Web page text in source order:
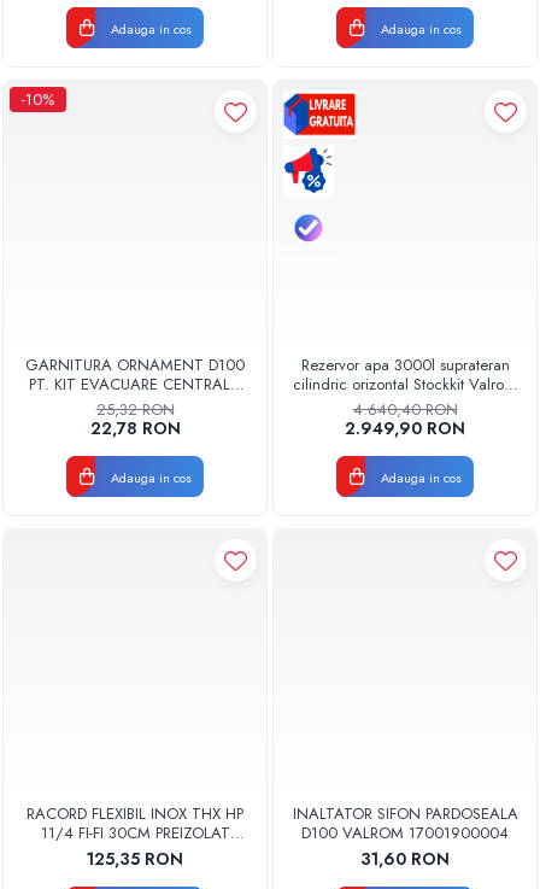
Adauga in cos Adauga in cos
-10%
GARNITURA ORNAMENT D100
PT. KIT EVACUARE CENTRALA
FGGE100
25,32 RON
22,78 RON
Adauga in cos
Rezervor apa 3000l suprateran
cilindric orizontal Stockkit Valrom
49013000001
4.640,40 RON
2.949,90 RON
Adauga in cos
RACORD FLEXIBIL INOX THX HP
11/4 FI-FI 30CM PREIZOLAT
PENTRU POMPA DE CALDURA -
THX
125,35 RON
INALTATOR SIFON PARDOSEALA
D100 VALROM 17001900004
31,60 RON